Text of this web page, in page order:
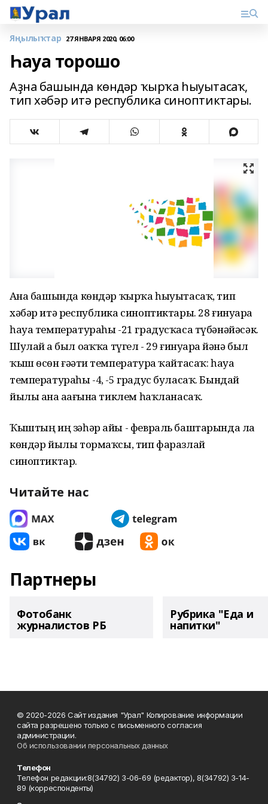
Яңылыҡтар 27 ЯНВАРЯ 2020, 06:00
Һауа торошо
Аҙна башында кѳндәр ҡырҡа һыуытасаҡ,
тип хәбәр итә республика синоптиктары.
Аҙна башында кѳндәр ҡырҡа һыуытасаҡ, тип
хәбәр итә республика синоптиктары. 28 ғинуарҙа
һауа температураһы -21 градусҡаса түбәнәйәсәк.
Шулай ҙа был оҙаҡҡа түгел - 29 ғинуарҙа йәнә был
ҡыш ѳсѳн ғәҙәти температура ҡайтасаҡ: һауа
температураһы -4, -5 градус буласаҡ. Бындай
йылы аҙна аҙағына тиклем һаҡланасаҡ.
Ҡыштың иң зәһәр айы - февраль баштарында ла
кѳндәр йылы тормаҡсы, тип фаразлай
синоптиктар.
Читайте нас
Партнеры
Фотобанк
журналистов РБ
Рубрика "Еда и
напитки"
© 2020-2026 Сайт издания "Урал" Копирование информации
сайта разрешено только с письменного согласия
администрации.
Об использовании персональных данных
Телефон
Телефон редакции:8(34792) 3-06-69 (редактор), 8(34792) 3-14-
89 (корреспонденты)